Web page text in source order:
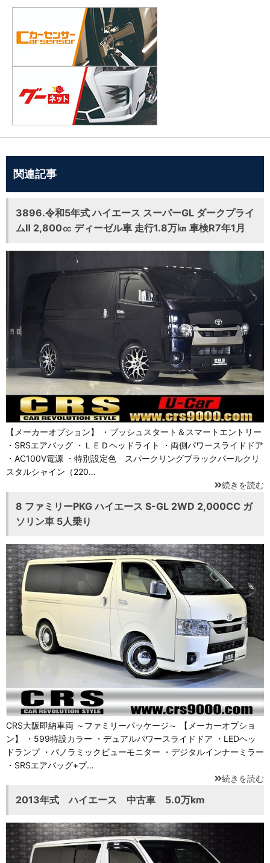
関連記事
3896.令和5年式 ハイエース スーパーGL ダークプライ
ムⅡ 2,800㏄ ディーゼル車 走行1.8万㎞ 車検R7年1月
【メーカーオプション】 ・プッシュスタート＆スマートエントリー
・SRSエアバッグ ・ＬＥＤヘッドライト ・両側パワースライドドア
・AC100V電源 ・特別設定色 スパークリングブラックパールクリ
スタルシャイン（220…
続きを読む
8 ファミリーPKG ハイエース S-GL 2WD 2,000CC ガ
ソリン車 5人乗り
CRS大阪即納車両 ～ファミリーパッケージ～ 【メーカーオプショ
ン】 ・599特設カラー ・デュアルパワースライドドア ・LEDヘッ
ドランプ ・パノラミックビューモニター ・デジタルインナーミラー
・SRSエアバッグ+プ…
続きを読む
2013年式 ハイエース 中古車 5.0万km